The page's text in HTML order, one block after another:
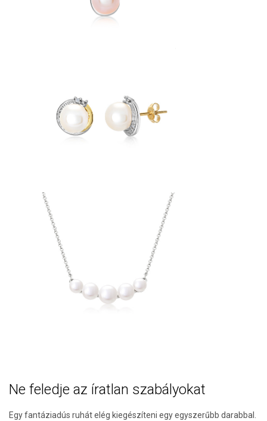
Ne feledje az íratlan szabályokat
Egy fantáziadús ruhát elég kiegészíteni egy egyszerűbb darabbal.